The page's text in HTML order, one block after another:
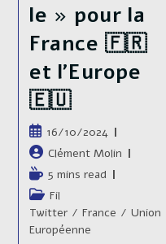
le » pour la
France 🇫🇷
et l’Europe
🇪🇺
Publication
publiée :
16/10/2024
Auteur/autrice
de
la
publication :
Clément Molin
Temps
de
lecture :
5 mins read
Post
category:
Fil
Twitter / France / Union
Européenne